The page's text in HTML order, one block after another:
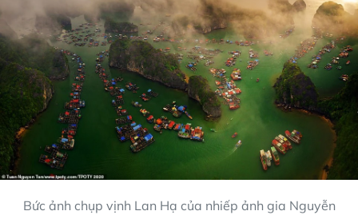
Bức ảnh chụp vịnh Lan Hạ của nhiếp ảnh gia Nguyễn